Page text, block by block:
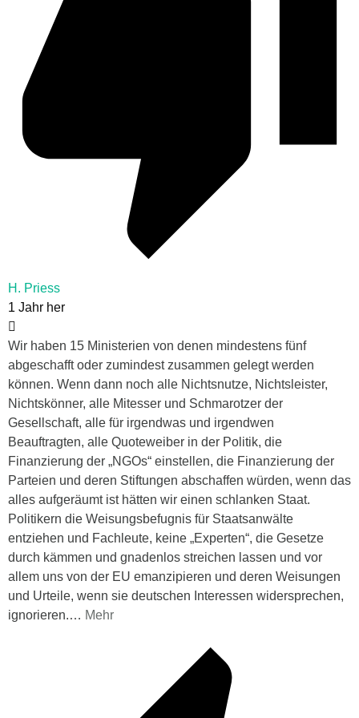
H. Priess
1 Jahr her
Wir haben 15 Ministerien von denen mindestens fünf
abgeschafft oder zumindest zusammen gelegt werden
können. Wenn dann noch alle Nichtsnutze, Nichtsleister,
Nichtskönner, alle Mitesser und Schmarotzer der
Gesellschaft, alle für irgendwas und irgendwen
Beauftragten, alle Quoteweiber in der Politik, die
Finanzierung der „NGOs“ einstellen, die Finanzierung der
Parteien und deren Stiftungen abschaffen würden, wenn das
alles aufgeräumt ist hätten wir einen schlanken Staat.
Politikern die Weisungsbefugnis für Staatsanwälte
entziehen und Fachleute, keine „Experten“, die Gesetze
durch kämmen und gnadenlos streichen lassen und vor
allem uns von der EU emanzipieren und deren Weisungen
und Urteile, wenn sie deutschen Interessen widersprechen,
ignorieren.… Mehr